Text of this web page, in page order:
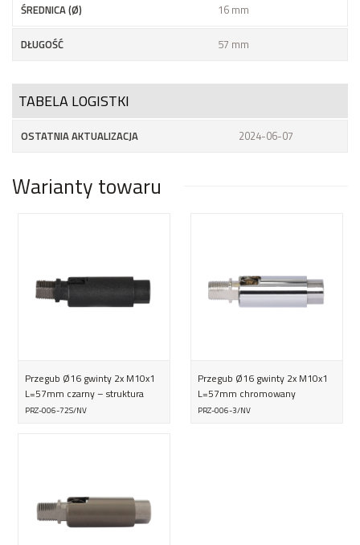
ŚREDNICA (Ø) 16 mm
DŁUGOŚĆ 57 mm
TABELA LOGISTKI
OSTATNIA AKTUALIZACJA 2024-06-07
Warianty towaru
Przegub Ø16 gwinty 2x M10x1
L=57mm czarny – struktura
PRZ-006-72S/NV
Przegub Ø16 gwinty 2x M10x1
L=57mm chromowany
PRZ-006-3/NV